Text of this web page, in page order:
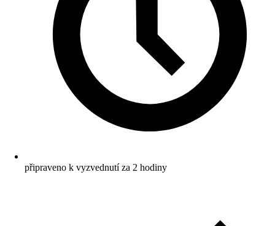
připraveno k vyzvednutí za 2 hodiny